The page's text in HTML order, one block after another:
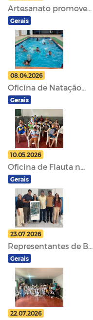
Artesanato promove...
Gerais
08.04.2026
Oficina de Natação...
Gerais
10.05.2026
Oficina de Flauta n...
Gerais
23.07.2026
Representantes de B...
Gerais
22.07.2026